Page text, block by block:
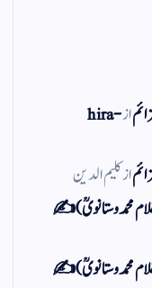
ازhira-
ازکلیم الدین
محمد وستانویؒ)✍
محمد وستانویؒ)✍